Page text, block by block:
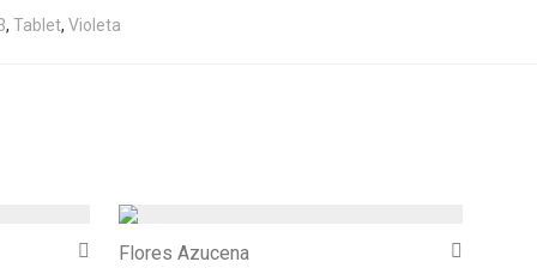
, Tablet, Violeta
Flores Azucena